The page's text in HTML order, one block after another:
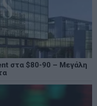
στα $80-90 – Μεγάλη